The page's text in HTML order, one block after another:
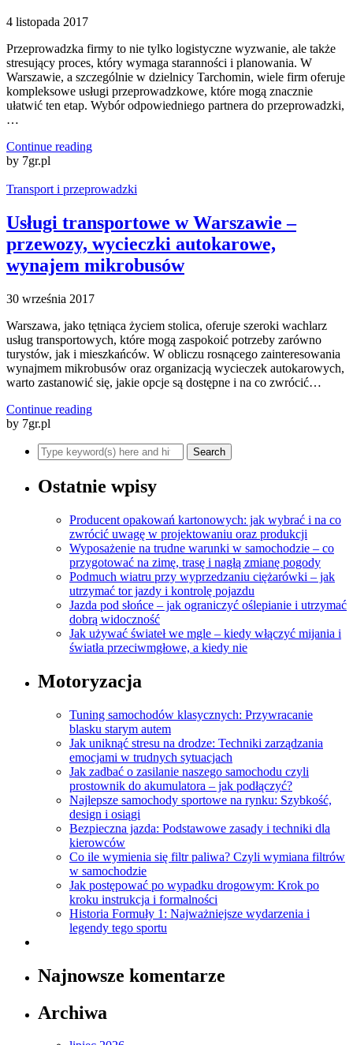
4 listopada 2017
Przeprowadzka firmy to nie tylko logistyczne wyzwanie, ale także
stresujący proces, który wymaga staranności i planowania. W
Warszawie, a szczególnie w dzielnicy Tarchomin, wiele firm oferuje
kompleksowe usługi przeprowadzkowe, które mogą znacznie
ułatwić ten etap. Wybór odpowiedniego partnera do przeprowadzki,
…
Continue reading
by 7gr.pl
Transport i przeprowadzki
Usługi transportowe w Warszawie –
przewozy, wycieczki autokarowe,
wynajem mikrobusów
30 września 2017
Warszawa, jako tętniąca życiem stolica, oferuje szeroki wachlarz
usług transportowych, które mogą zaspokoić potrzeby zarówno
turystów, jak i mieszkańców. W obliczu rosnącego zainteresowania
wynajmem mikrobusów oraz organizacją wycieczek autokarowych,
warto zastanowić się, jakie opcje są dostępne i na co zwrócić…
Continue reading
by 7gr.pl
Ostatnie wpisy
Producent opakowań kartonowych: jak wybrać i na co
zwrócić uwagę w projektowaniu oraz produkcji
Wyposażenie na trudne warunki w samochodzie – co
przygotować na zimę, trasę i nagłą zmianę pogody
Podmuch wiatru przy wyprzedzaniu ciężarówki – jak
utrzymać tor jazdy i kontrolę pojazdu
Jazda pod słońce – jak ograniczyć oślepianie i utrzymać
dobrą widoczność
Jak używać świateł we mgle – kiedy włączyć mijania i
światła przeciwmgłowe, a kiedy nie
Motoryzacja
Tuning samochodów klasycznych: Przywracanie
blasku starym autem
Jak uniknąć stresu na drodze: Techniki zarządzania
emocjami w trudnych sytuacjach
Jak zadbać o zasilanie naszego samochodu czyli
prostownik do akumulatora – jak podłączyć?
Najlepsze samochody sportowe na rynku: Szybkość,
design i osiągi
Bezpieczna jazda: Podstawowe zasady i techniki dla
kierowców
Co ile wymienia się filtr paliwa? Czyli wymiana filtrów
w samochodzie
Jak postępować po wypadku drogowym: Krok po
kroku instrukcja i formalności
Historia Formuły 1: Najważniejsze wydarzenia i
legendy tego sportu
Najnowsze komentarze
Archiwa